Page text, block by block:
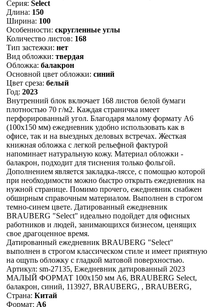
Серия: Select
Длина: 150
Ширина: 100
Особенности: скругленные углы
Количество листов: 168
Тип застежки: нет
Вид обложки: твердая
Обложка: балакрон
Основной цвет обложки: синий
Цвет среза: белый
Год: 2023
Внутренний блок включает 168 листов белой бумаги
плотностью 70 г/м2. Каждая страничка имеет
перфорированный угол. Благодаря малому формату А6
(100х150 мм) ежедневник удобно использовать как в
офисе, так и на выездных деловых встречах. Жесткая
книжная обложка с легкой рельефной фактурой
напоминает натуральную кожу. Материал обложки -
балакрон, подходит для тиснения только фольгой.
Дополнением является закладка-ляссе, с помощью которой
при необходимости можно быстро открыть ежедневник на
нужной странице. Помимо прочего, ежедневник снабжен
обширным справочным материалом. Выполнен в строгом
темно-синем цвете. Датированный ежедневник
BRAUBERG "Select" идеально подойдет для офисных
работников и людей, занимающихся бизнесом, ценящих
свое драгоценное время.
Датированный ежедневник BRAUBERG "Select"
выполнен в строгом классическом стиле и имеет приятную
на ощупь обложку с гладкой матовой поверхностью.
Артикул: sm-27135, Ежедневник датированный 2023
МАЛЫЙ ФОРМАТ 100х150 мм А6, BRAUBERG Select,
балакрон, синий, 113927, BRAUBERG, , BRAUBERG,
Страна: Китай
Формат: А6